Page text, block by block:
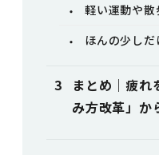
軽い運動や散
ほんの少し
まとめ｜疲
み方改革」か